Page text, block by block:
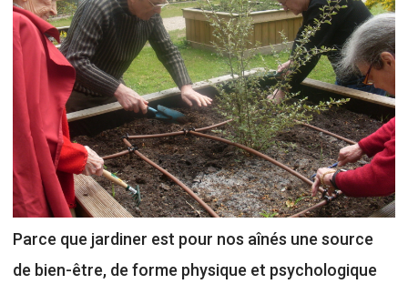
Parce que jardiner est pour nos aînés une source
de bien-être, de forme physique et psychologique